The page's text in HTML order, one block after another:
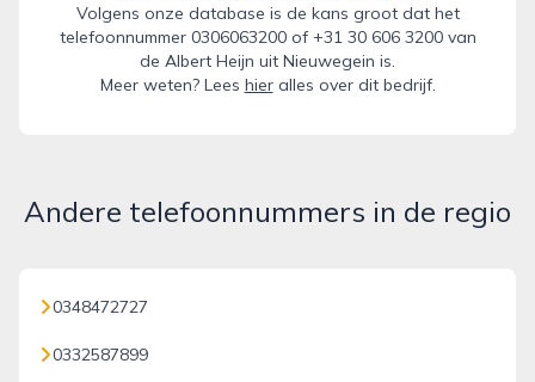
Volgens onze database is de kans groot dat het
telefoonnummer 0306063200 of +31 30 606 3200 van
de Albert Heijn uit Nieuwegein is.
Meer weten? Lees hieralles over dit bedrijf.
Andere telefoonnummers in de regio
0348472727
0332587899